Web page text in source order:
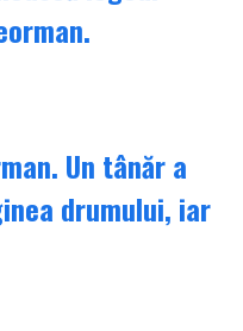
Un tânăr a
drumului, iar